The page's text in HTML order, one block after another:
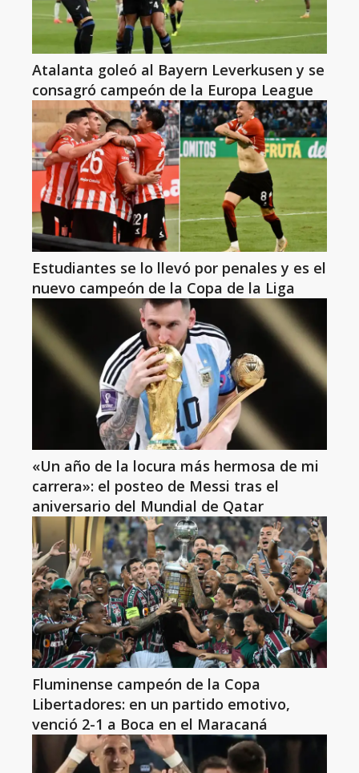
Atalanta goleó al Bayern Leverkusen y se
consagró campeón de la Europa League
Estudiantes se lo llevó por penales y es el
nuevo campeón de la Copa de la Liga
«Un año de la locura más hermosa de mi
carrera»: el posteo de Messi tras el
aniversario del Mundial de Qatar
Fluminense campeón de la Copa
Libertadores: en un partido emotivo,
venció 2-1 a Boca en el Maracaná